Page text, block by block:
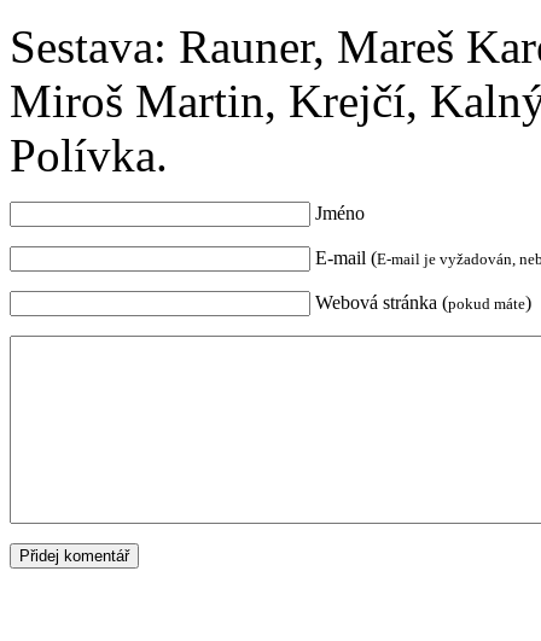
Sestava: Rauner, Mareš
Miroš Martin, Krejčí,
Polívka.
Jméno
E-mail (E-mail je vyžadován,
Webová stránka (pokud máte)